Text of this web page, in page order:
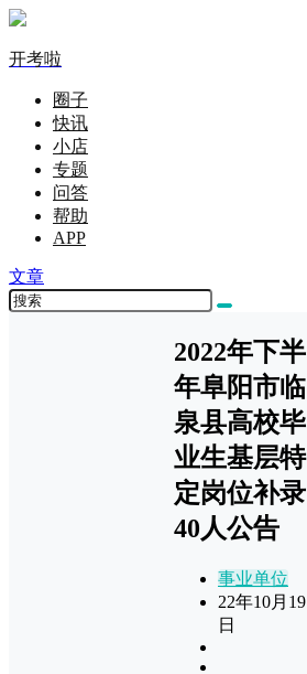
开考啦
圈子
快讯
小店
专题
问答
帮助
APP
文章
2022年下半
年阜阳市临
泉县高校毕
业生基层特
定岗位补录
40人公告
事业单位
22年10月19
日